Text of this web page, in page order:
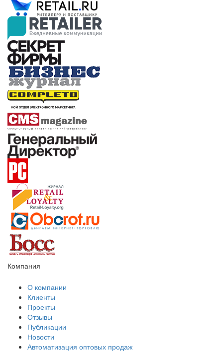
Компания
О компании
Клиенты
Проекты
Отзывы
Публикации
Новости
Автоматизация оптовых продаж